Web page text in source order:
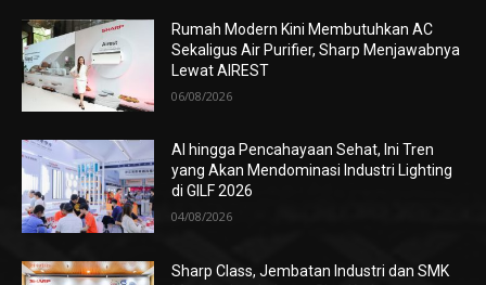
Rumah Modern Kini Membutuhkan AC
Sekaligus Air Purifier, Sharp Menjawabnya
Lewat AIREST
06/08/2026
AI hingga Pencahayaan Sehat, Ini Tren
yang Akan Mendominasi Industri Lighting
di GILF 2026
04/08/2026
Sharp Class, Jembatan Industri dan SMK